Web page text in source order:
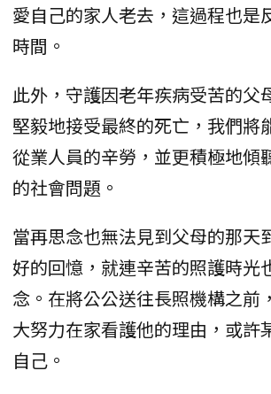
愛自己的家人老去，這過程也是
時間。
此外，守護因老年疾病受苦的父
堅毅地接受最終的死亡，我們將
從業人員的辛勞，並更積極地傾
的社會問題。
當再思念也無法見到父母的那天
好的回憶，就連辛苦的照護時光
念。在將公公送往長照機構之前
大努力在家看護他的理由，或許
自己。